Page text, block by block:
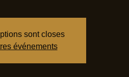
sont closes
événements